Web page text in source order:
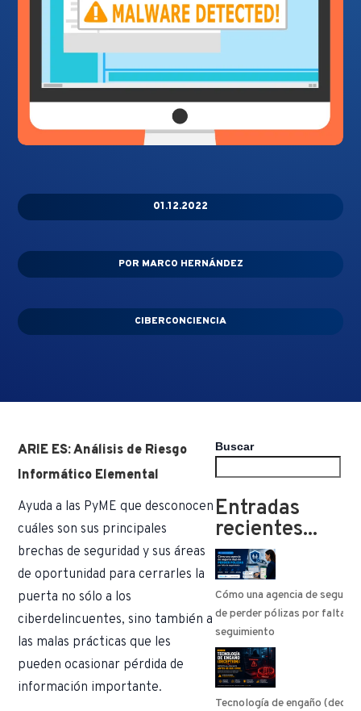
01.12.2022
POR MARCO HERNÁNDEZ
CIBERCONCIENCIA
ARIE ES: Análisis de Riesgo
Informático Elemental
Ayuda a las PyME que desconocen
cuáles son sus principales
brechas de seguridad y sus áreas
de oportunidad para cerrarles la
puerta no sólo a los
ciberdelincuentes, sino también a
las malas prácticas que les
pueden ocasionar pérdida de
información importante.
Buscar
Entradas
recientes...
Cómo una agencia de
de perder pólizas por falta de
seguimiento
Tecnología de engaño